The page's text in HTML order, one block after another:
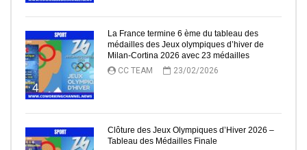
4
La France termine 6 ème du tableau des
médailles des Jeux olympiques d’hiver de
Milan-Cortina 2026 avec 23 médailles
CC TEAM
23/02/2026
Clôture des Jeux Olympiques d’Hiver 2026 –
Tableau des Médailles Finale